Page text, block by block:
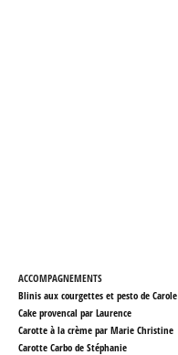
ACCOMPAGNEMENTS
Blinis aux courgettes et pesto de Carole
Cake provencal par Laurence
Carotte à la crème par Marie Christine
Carotte Carbo de Stéphanie